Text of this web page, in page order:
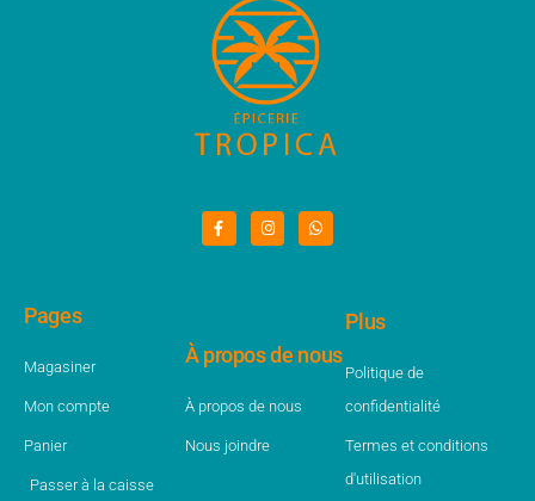
Pages
Magasiner
Mon compte
Panier
Passer à la caisse
À propos de nous
À propos de nous
Nous joindre
Plus
Politique de
confidentialité
Termes et conditions
d'utilisation